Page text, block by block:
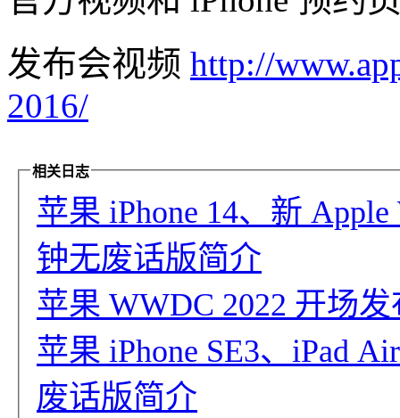
发布会视频 http://
2016/
相关日志
苹果 iPhone 14、新
钟无废话版简介
苹果 WWDC 2022 开场
苹果 iPhone SE3、iPad
废话版简介